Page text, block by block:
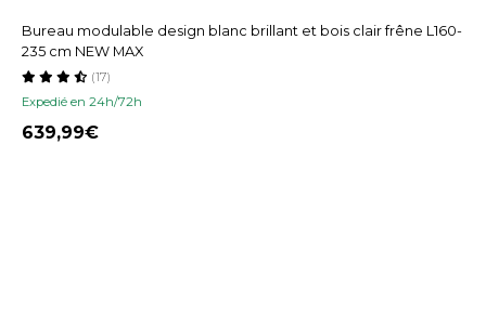
Bureau modulable design blanc brillant et bois clair frêne L160-
235 cm NEW MAX
Expedié en 24h/72h
(17)
639,99